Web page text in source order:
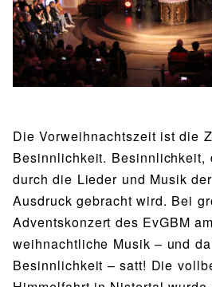
BIBLIOTHEK
Bibliothek Bibliothekskatalog
Lehrmittelfreiheit
Mensa & Bistro Speiseplan
Food Scouts
FAQs
SPORT
Sport als Leistungsfach Exkursionen
Die Vorweihnachtszeit ist die
Besinnlichkeit. Besinnlichkeit,
durch die Lieder und Musik
Ausdruck gebracht wird. Bei
Adventskonzert des EvGBM
weihnachtliche Musik – und
Besinnlichkeit – satt! Die